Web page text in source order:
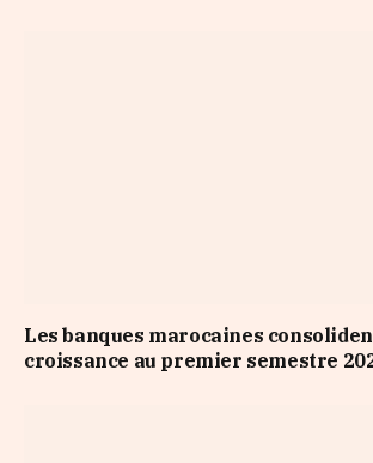
Les banques marocaines
croissance au premier semestre